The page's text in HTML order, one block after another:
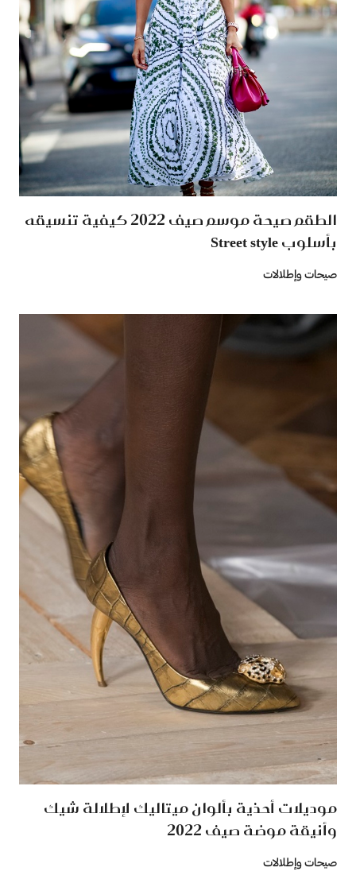
الطقم صيحة موسم صيف 2022 كيفية تنسيقه
بأسلوب Street style
صيحات وإطلالات
موديلات أحذية بألوان ميتاليك لإطلالة شيك
وأنيقة موضة صيف 2022
صيحات وإطلالات